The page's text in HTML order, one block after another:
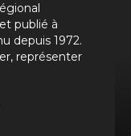
publié à
depuis 1972.
représenter